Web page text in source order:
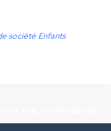
société Enfants